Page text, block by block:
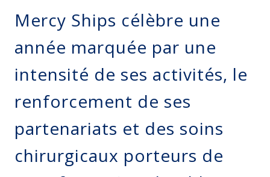
Mercy Ships célèbre une
année marquée par une
intensité de ses activités, le
renforcement de ses
partenariats et des soins
chirurgicaux porteurs de